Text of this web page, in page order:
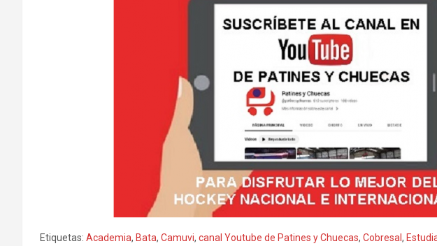
Etiquetas: Academia, Bata, Camuvi, canal Youtube de Patines y Chuecas, Cobresal ,